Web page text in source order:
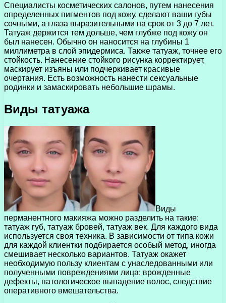
Специалисты косметических салонов, путем нанесения
определенных пигментов под кожу, сделают ваши губы
сочными, а глаза выразительными на срок от 3 до 7 лет.
Татуаж держится тем дольше, чем глубже под кожу он
был нанесен. Обычно он наносится на глубины 1
миллиметра в слой эпидермиса. Также татуаж, точнее его
стойкость. Нанесение стойкого рисунка корректирует,
маскирует изъяны или подчеркивает красивые
очертания. Есть возможность нанести сексуальные
родинки и замаскировать небольшие шрамы.
Виды татуажа
Виды
перманентного макияжа можно разделить на такие:
татуаж губ, татуаж бровей, татуаж век. Для каждого вида
используется своя техника. В зависимости от типа кожи
для каждой клиентки подбирается особый метод, иногда
смешивает несколько вариантов. Татуаж окажет
необходимую пользу клиентам с унаследованными или
полученными повреждениями лица: врожденные
дефекты, патологическое выпадение волос, следствие
оперативного вмешательства.